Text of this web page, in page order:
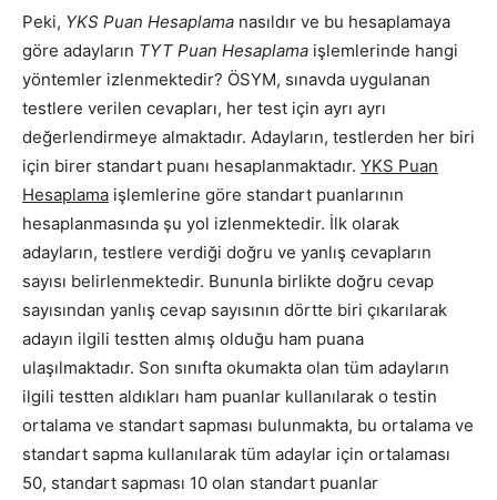
Peki, YKS Puan Hesaplama nasıldır ve bu hesaplamaya
göre adayların TYT Puan Hesaplama işlemlerinde hangi
yöntemler izlenmektedir? ÖSYM, sınavda uygulanan
testlere verilen cevapları, her test için ayrı ayrı
değerlendirmeye almaktadır. Adayların, testlerden her biri
için birer standart puanı hesaplanmaktadır. YKS Puan
Hesaplama işlemlerine göre standart puanlarının
hesaplanmasında şu yol izlenmektedir. İlk olarak
adayların, testlere verdiği doğru ve yanlış cevapların
sayısı belirlenmektedir. Bununla birlikte doğru cevap
sayısından yanlış cevap sayısının dörtte biri çıkarılarak
adayın ilgili testten almış olduğu ham puana
ulaşılmaktadır. Son sınıfta okumakta olan tüm adayların
ilgili testten aldıkları ham puanlar kullanılarak o testin
ortalama ve standart sapması bulunmakta, bu ortalama ve
standart sapma kullanılarak tüm adaylar için ortalaması
50, standart sapması 10 olan standart puanlar